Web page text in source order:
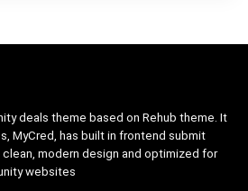
deals theme based on Rehub theme. It
MyCred, has built in frontend submit
clean, modern design and optimized for
websites